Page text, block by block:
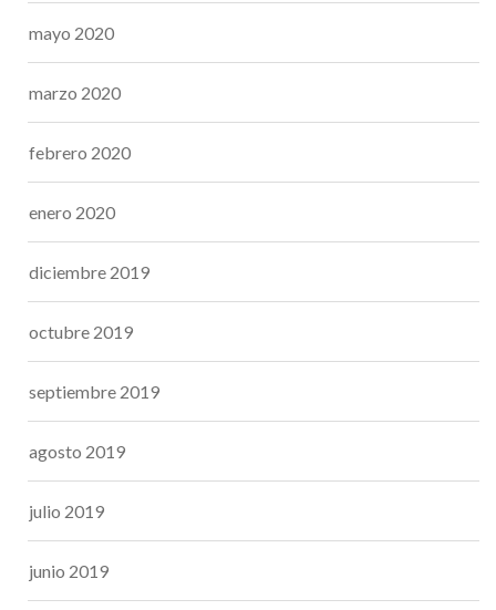
mayo 2020
marzo 2020
febrero 2020
enero 2020
diciembre 2019
octubre 2019
septiembre 2019
agosto 2019
julio 2019
junio 2019